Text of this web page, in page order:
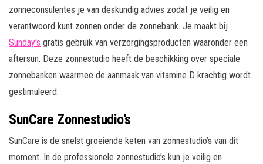
zonneconsulentes je van deskundig advies zodat je veilig en
verantwoord kunt zonnen onder de zonnebank. Je maakt bij
Sunday’s gratis gebruik van verzorgingsproducten waaronder een
aftersun. Deze zonnestudio heeft de beschikking over speciale
zonnebanken waarmee de aanmaak van vitamine D krachtig wordt
gestimuleerd.
SunCare Zonnestudio’s
SunCare is de snelst groeiende keten van zonnestudio’s van dit
moment. In de professionele zonnestudio’s kun je veilig en